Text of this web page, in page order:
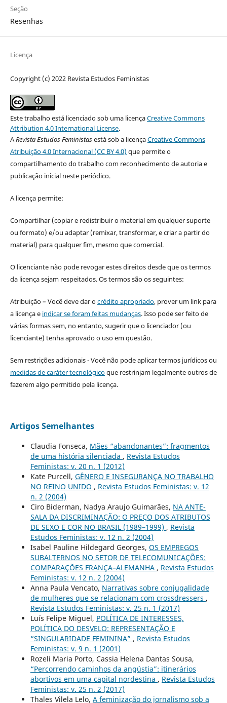
Seção
Resenhas
Licença
Copyright (c) 2022 Revista Estudos Feministas
Este trabalho está licenciado sob uma licençaCreative Commons
Attribution 4.0 International License.
ARevista Estudos Feministasestá sob a licençaCreative Commons
Atribuição 4.0 Internacional (CC BY 4.0) que permite o
compartilhamento do trabalho com reconhecimento de autoria e
publicação inicial neste periódico.
A licença permite:
Compartilhar (copiar e redistribuir o material em qualquer suporte
ou formato) e/ou adaptar (remixar, transformar, e criar a partir do
material) para qualquer fim, mesmo que comercial.
O licenciante não pode revogar estes direitos desde que os termos
da licença sejam respeitados. Os termos são os seguintes:
Atribuição – Você deve dar ocrédito apropriado, prover um link para
a licença e indicar se foram feitas mudanças. Isso pode ser feito de
várias formas sem, no entanto, sugerir que o licenciador (ou
licenciante) tenha aprovado o uso em questão.
Sem restrições adicionais - Você não pode aplicar termos jurídicos ou
medidas de caráter tecnológicoque restrinjam legalmente outros de
fazerem algo permitido pela licença.
Artigos Semelhantes
Claudia Fonseca, Mães “abandonantes”: fragmentos
de uma história silenciada , Revista Estudos
Feministas: v. 20 n. 1 (2012)
Kate Purcell, GÊNERO E INSEGURANÇA NO TRABALHO
NO REINO UNIDO , Revista Estudos Feministas: v. 12
n. 2 (2004)
Ciro Biderman, Nadya Araujo Guimarães, NA ANTE-
SALA DA DISCRIMINAÇÃO: O PREÇO DOS ATRIBUTOS
DE SEXO E COR NO BRASIL (1989–1999) , Revista
Estudos Feministas: v. 12 n. 2 (2004)
Isabel Pauline Hildegard Georges, OS EMPREGOS
SUBALTERNOS NO SETOR DE TELECOMUNICAÇÕES:
COMPARAÇÕES FRANÇA–ALEMANHA , Revista Estudos
Feministas: v. 12 n. 2 (2004)
Anna Paula Vencato, Narrativas sobre conjugalidade
de mulheres que se relacionam com crossdressers ,
Revista Estudos Feministas: v. 25 n. 1 (2017)
Luís Felipe Miguel, POLÍTICA DE INTERESSES,
POLÍTICA DO DESVELO: REPRESENTAÇÃO E
“SINGULARIDADE FEMININA” , Revista Estudos
Feministas: v. 9 n. 1 (2001)
Rozeli Maria Porto, Cassia Helena Dantas Sousa,
“Percorrendo caminhos da angústia”: itinerários
abortivos em uma capital nordestina , Revista Estudos
Feministas: v. 25 n. 2 (2017)
Thales Vilela Lelo, A feminização do jornalismo sob a